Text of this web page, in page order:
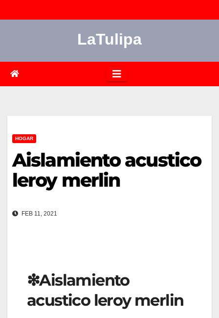
al
LaTulipa
HOGAR
Aislamiento acustico
leroy merlin
FEB 11, 2021
❇Aislamiento
acustico leroy merlin